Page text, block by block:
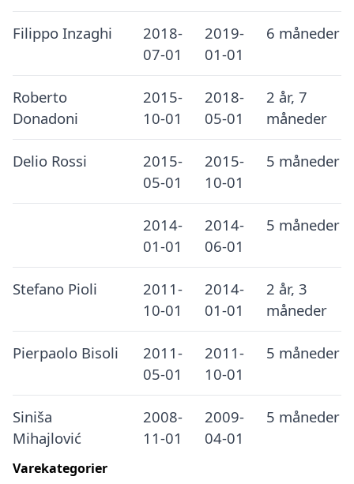
Filippo Inzaghi
2018-
07-01
2019-
01-01
6 måneder
Roberto
Donadoni
2015-
10-01
2018-
05-01
2 år, 7
måneder
Delio Rossi
2015-
05-01
2015-
10-01
5 måneder
2014-
01-01
2014-
06-01
5 måneder
Stefano Pioli
2011-
10-01
2014-
01-01
2 år, 3
måneder
Pierpaolo Bisoli
2011-
05-01
2011-
10-01
5 måneder
Siniša
Mihajlović
2008-
11-01
2009-
04-01
5 måneder
Varekategorier